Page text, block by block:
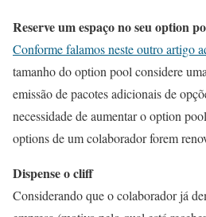
Reserve um espaço no seu option
Conforme falamos neste outro artigo
tamanho do option pool considere
emissão de pacotes adicionais de
necessidade de aumentar o option
options de um colaborador forem
Dispense o cliff
Considerando que o colaborador já